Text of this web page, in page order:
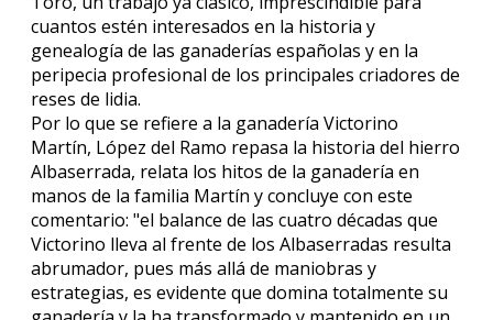
cuantos estén interesados en la historia y
genealogía de las ganaderías españolas y en la
peripecia profesional de los principales criadores de
reses de lidia.
Por lo que se refiere a la ganadería Victorino
Martín, López del Ramo repasa la historia del hierro
Albaserrada, relata los hitos de la ganadería en
manos de la familia Martín y concluye con este
comentario: "el balance de las cuatro décadas que
Victorino lleva al frente de los Albaserradas resulta
abrumador, pues más allá de maniobras y
estrategias, es evidente que domina totalmente su